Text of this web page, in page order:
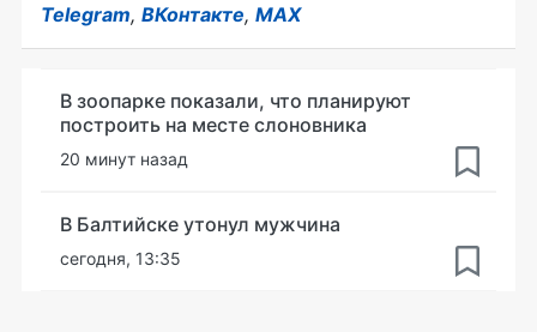
Telegram, ВКонтакте, MAX
В зоопарке показали, что планируют
построить на месте слоновника
20 минут назад
В Балтийске утонул мужчина
сегодня, 13:35